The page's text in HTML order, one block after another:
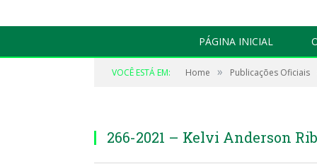
PÁGINA INICIAL
VOCÊ ESTÁ EM: Home » Publicações Oficiais
266-2021 – Kelvi Anderson